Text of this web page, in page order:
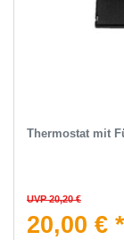
Thermostat mit
UVP 20,20 €
20,00 € *